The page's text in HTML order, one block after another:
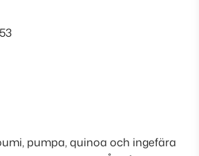
pumpa, quinoa och ingefära